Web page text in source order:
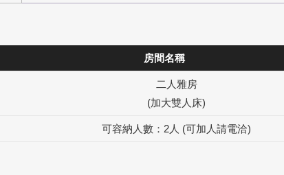
房間名稱
二人雅房
(加大雙人床)
可容納人數：2人 (可加人請電洽)